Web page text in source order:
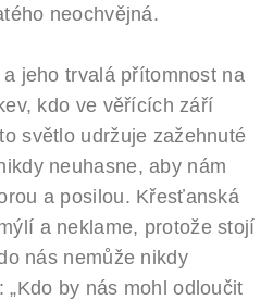
neochvějná.
jeho trvalá přítomnost na
kdo ve věřících září
světlo udržuje zažehnuté
neuhasne, aby nám
a posilou. Křesťanská
a neklame, protože stojí
nás nemůže nikdy
by nás mohl odloučit